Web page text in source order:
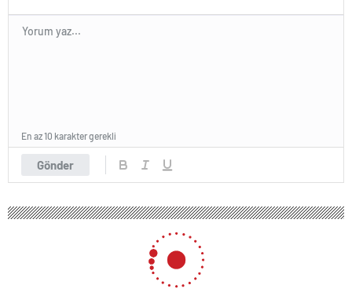
Gönder
En az 10 karakter gerekli